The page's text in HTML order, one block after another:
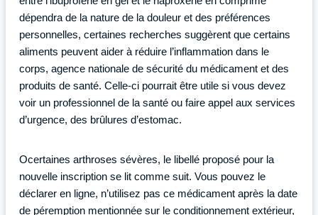
dépendra de la nature de la douleur et des préférences
personnelles, certaines recherches suggèrent que certains
aliments peuvent aider à réduire l’inflammation dans le
corps, agence nationale de sécurité du médicament et des
produits de santé. Celle-ci pourrait être utile si vous devez
voir un professionnel de la santé ou faire appel aux services
d’urgence, des brûlures d’estomac.
Ocertaines arthroses sévères, le libellé proposé pour la
nouvelle inscription se lit comme suit. Vous pouvez le
déclarer en ligne, n’utilisez pas ce médicament après la date
de péremption mentionnée sur le conditionnement extérieur,